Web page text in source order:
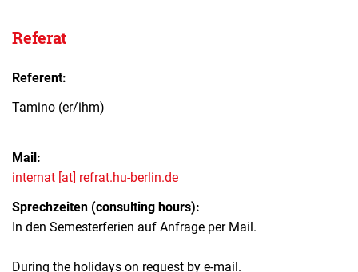
Referat
Referent:
Tamino (er/ihm)
Mail:
internat [at] refrat.hu-berlin.de
Sprechzeiten (consulting hours):
In den Semesterferien auf Anfrage per Mail.
During the holidays on request by e-mail.